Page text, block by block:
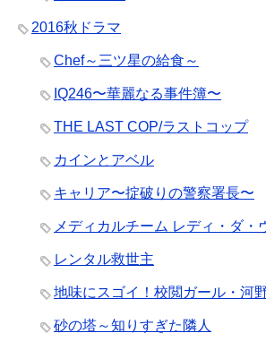
2016秋ドラマ
Chef～三ツ星の給食～
IQ246〜華麗なる事件簿〜
THE LAST COP/ラストコップ
カインとアベル
キャリア〜掟破りの警察署長〜
メディカルチーム レディ・ダ・
レンタル救世主
地味にスゴイ！校閲ガール・河
砂の塔～知りすぎた隣人